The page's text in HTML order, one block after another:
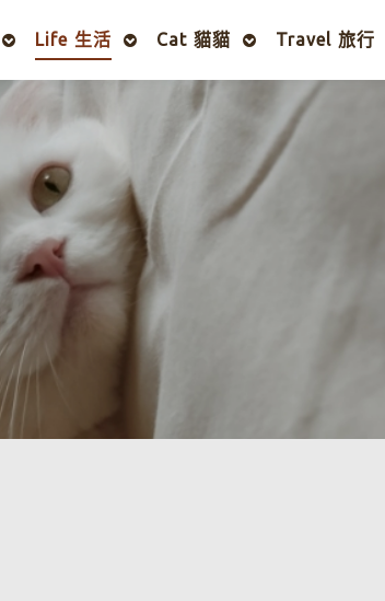
Life 生活 Cat 貓貓 Travel 旅行